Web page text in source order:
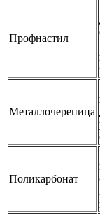
Профнастил
Металлочерепица
Поликарбонат